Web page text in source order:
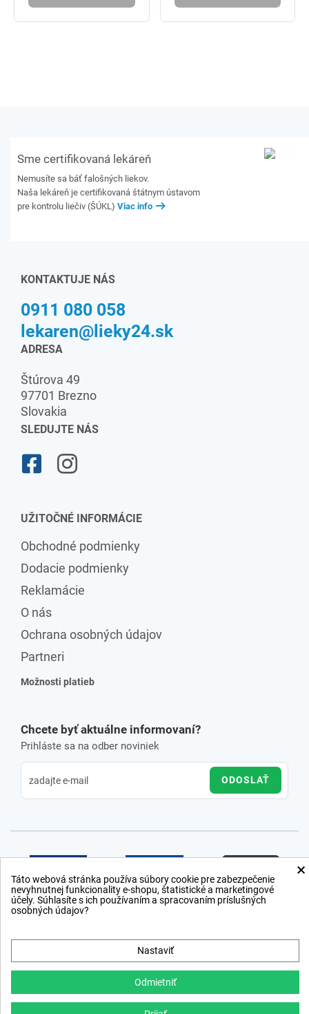
Sme certifikovaná lekáreň
Nemusíte sa báť falošných liekov.
Naša lekáreň je certifikovaná štátnym ústavom
pre kontrolu liečiv (ŠÚKL) Viac info
KONTAKTUJE NÁS
0911 080 058
lekaren@lieky24.sk
ADRESA
Štúrova 49
97701 Brezno
Slovakia
SLEDUJTE NÁS
UŽITOČNÉ INFORMÁCIE
Obchodné podmienky
Dodacie podmienky
Reklamácie
O nás
Ochrana osobných údajov
Partneri
Možnosti platieb
Chcete byť aktuálne informovaní?
Prihláste sa na odber noviniek
ODOSLAŤ
×
Táto webová stránka používa súbory cookie pre zabezpečenie
nevyhnutnej funkcionality e-shopu, štatistické a marketingové
účely. Súhlasíte s ich používaním a spracovaním príslušných
osobných údajov?
Nastaviť
Odmietniť